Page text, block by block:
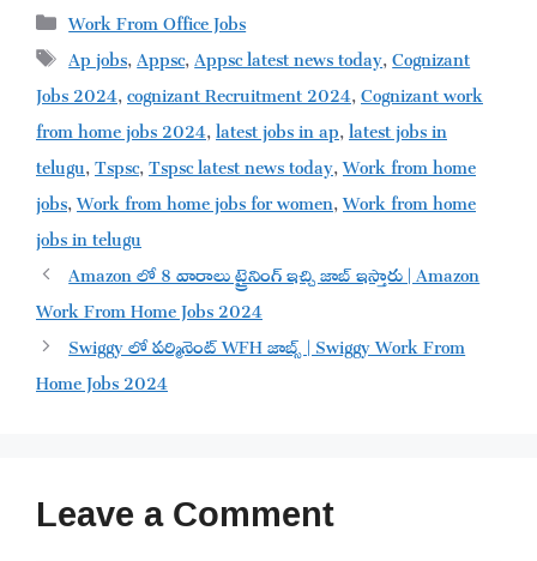
Categories
Work From Office Jobs
Tags
Ap jobs,Appsc,Appsc latest news today,Cognizant
Jobs 2024,cognizant Recruitment 2024,Cognizant work
from home jobs 2024,latest jobs in ap,latest jobs in
telugu,Tspsc,Tspsc latest news today,Work from home
jobs,Work from home jobs for women,Work from home
jobs in telugu
Amazon లో 8 వారాలు ట్రైనింగ్ ఇచ్చి జాబ్ ఇస్తారు | Amazon
Work From Home Jobs 2024
Swiggy లో పర్మినెంట్ WFH జాబ్స్ | Swiggy Work From
Home Jobs 2024
Leave a Comment